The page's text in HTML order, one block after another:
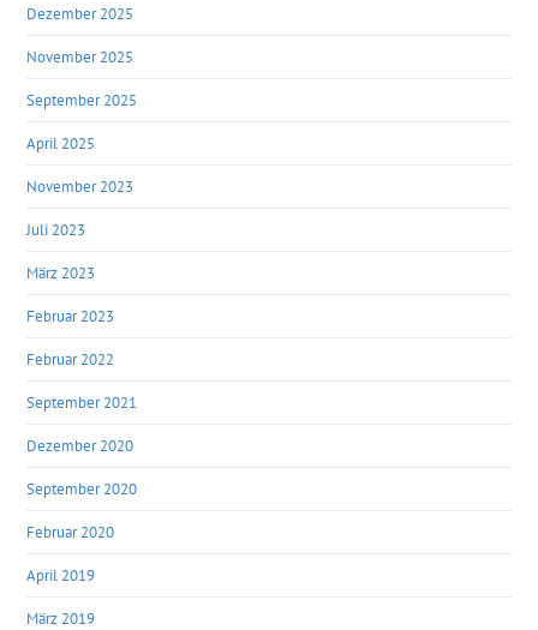
Dezember 2025
November 2025
September 2025
April 2025
November 2023
Juli 2023
März 2023
Februar 2023
Februar 2022
September 2021
Dezember 2020
September 2020
Februar 2020
April 2019
März 2019